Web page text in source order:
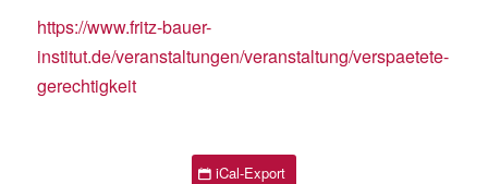
https://www.fritz-bauer-
institut.de/veranstaltungen/veranstaltung/verspaetete-
gerechtigkeit
iCal-Export